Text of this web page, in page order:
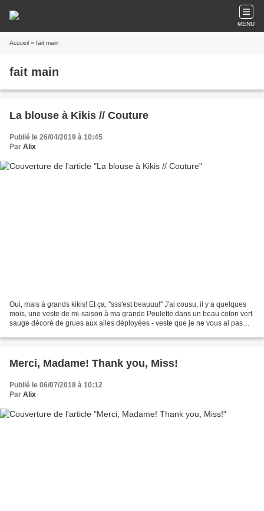
MENU
Accueil » fait main
fait main
La blouse à Kikis // Couture
Publié le 26/04/2019 à 10:45
Par Alix
Oui, mais à grands kikis! Et ça, "sss'est beauuu!" J'ai cousu, il y a quelques
mois, une veste de mi-saison à ma grande Poulette dans un beau coton vert
sauge décoré de grues aux ailes déployées - veste que je ne vous ai pas
Merci, Madame! Thank you, Miss!
Publié le 06/07/2018 à 10:12
Par Alix